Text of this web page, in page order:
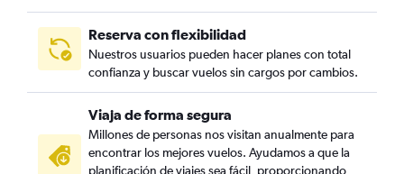
Reserva con flexibilidad
Nuestros usuarios pueden hacer planes con total
confianza y buscar vuelos sin cargos por cambios.
Viaja de forma segura
Millones de personas nos visitan anualmente para
encontrar los mejores vuelos. Ayudamos a que la
planificación de viajes sea fácil, proporcionando